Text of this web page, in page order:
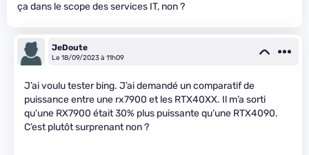
ça dans le scope des services IT, non ?
JeDoute
Le 18/09/2023 à 11h09
J’ai voulu tester bing. J’ai demandé un comparatif de
puissance entre une rx7900 et les RTX40XX. Il m’a sorti
qu’une RX7900 était 30% plus puissante qu’une RTX4090.
C’est plutôt surprenant non ?